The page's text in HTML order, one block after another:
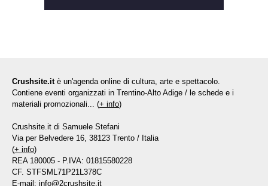
Crushsite.it è un'agenda online di cultura, arte e spettacolo.
Contiene eventi organizzati in Trentino-Alto Adige / le schede e i
materiali promozionali... (+ info)
Crushsite.it di Samuele Stefani
Via per Belvedere 16, 38123 Trento / Italia
(+ info)
REA 180005 - P.IVA: 01815580228
CF. STFSML71P21L378C
E-mail: info@2crushsite.it